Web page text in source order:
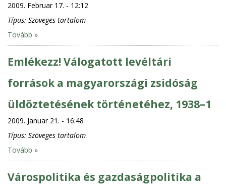
2009. Februar 17. - 12:12
Típus: Szöveges tartalom
Tovább »
Emlékezz! Válogatott levéltári
források a magyarországi zsidóság
üldöztetésének történetéhez, 1938–1
2009. Januar 21. - 16:48
Típus: Szöveges tartalom
Tovább »
Várospolitika és gazdaságpolitika a